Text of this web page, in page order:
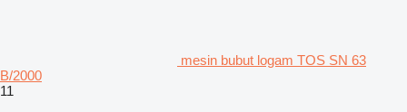
mesin bubut logam TOS SN 63
B/2000
11